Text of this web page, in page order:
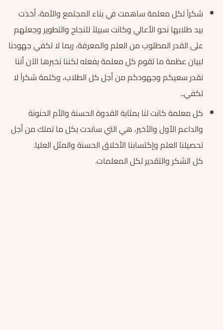
شكراً لكل معلمة ساهمت في بناء المجتمع والأمة، أخذت
بيد طلابها نحو الأعالي وكانت سبيلاً للنجاح والتطوير وجعلهم
على القدر المطلوب من العلم والمعرفة، ربما لا تكفي جهودنا
لبيان عظمة ما تقوم كل معلمة بفعله لكننا نخبرها الآن أننا
نقدر سعيكم وجهودكم من أجل كل الطلاب، وكلمة شكراً لا
تكفي..
كل معلمة كانت لنا بمثابة القدوة الحسنة والأم الحنونة
والداعم الأول والأخير، هي التي ساندت بكل ما تملك من أجل
تحصيلنا العلم وإكتسابنا الأخلاق الحسنة والمثل العليا.
كل الشكر والتقدير لكل المعلمات.